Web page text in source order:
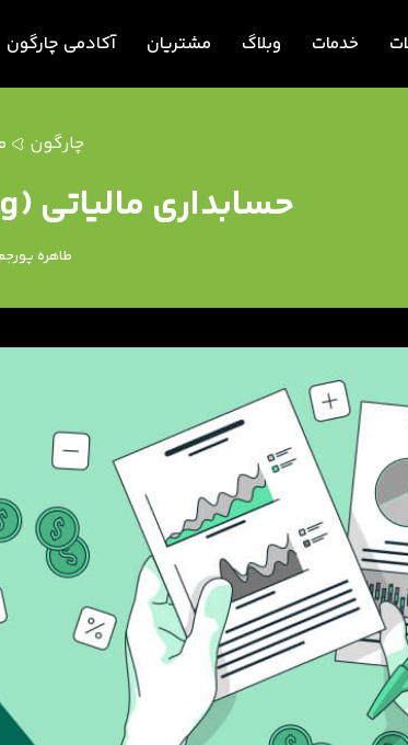
خدمات وبلاگ مشتریان آکادمی چارگون
چارگون
حسابداری مالیاتی (Tax Accounting) چیست؟
طاهره پورجم | 17